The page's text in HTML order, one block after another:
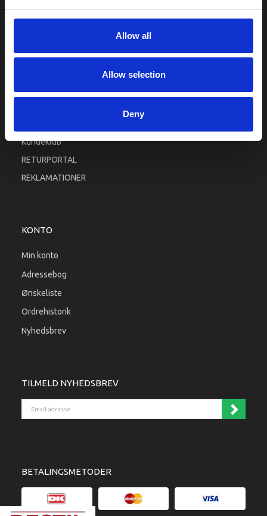
Allow all
Allow selection
Deny
INFORMATIONER
Fragt og levering
Kundeklub
RETURPORTAL
REKLAMATIONER
KONTO
Min konto
Adressebog
Ønskeliste
Ordrehistorik
Nyhedsbrev
TILMELD NYHEDSBREV
BETALINGSMETODER